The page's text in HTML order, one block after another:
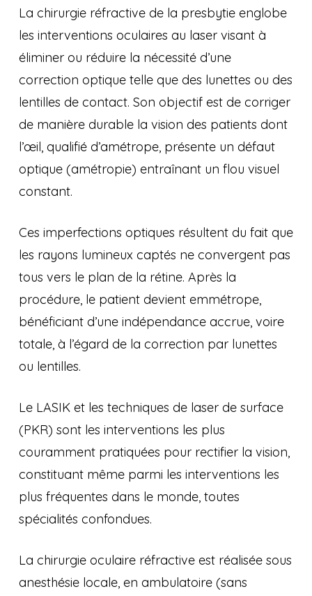
La chirurgie réfractive de la presbytie englobe
les interventions oculaires au laser visant à
éliminer ou réduire la nécessité d’une
correction optique telle que des lunettes ou des
lentilles de contact. Son objectif est de corriger
de manière durable la vision des patients dont
l’œil, qualifié d’amétrope, présente un défaut
optique (amétropie) entraînant un flou visuel
constant.
Ces imperfections optiques résultent du fait que
les rayons lumineux captés ne convergent pas
tous vers le plan de la rétine. Après la
procédure, le patient devient emmétrope,
bénéficiant d’une indépendance accrue, voire
totale, à l’égard de la correction par lunettes
ou lentilles.
Le LASIK et les techniques de laser de surface
(PKR) sont les interventions les plus
couramment pratiquées pour rectifier la vision,
constituant même parmi les interventions les
plus fréquentes dans le monde, toutes
spécialités confondues.
La chirurgie oculaire réfractive est réalisée sous
anesthésie locale, en ambulatoire (sans